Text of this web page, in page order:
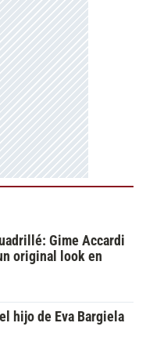
Gime Accardi
original look en
hijo de Eva Bargiela